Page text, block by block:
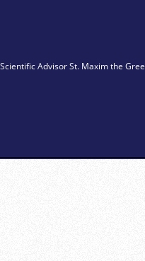
Scientific Advisor St. Maxim the